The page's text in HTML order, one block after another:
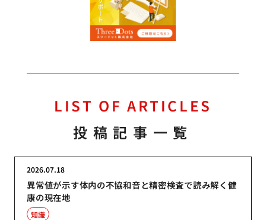
LIST OF ARTICLES
投稿記事一覧
異常値が示す体内の不協和音と精密検査で読み解く健
康の現在地
2026.07.18
知識